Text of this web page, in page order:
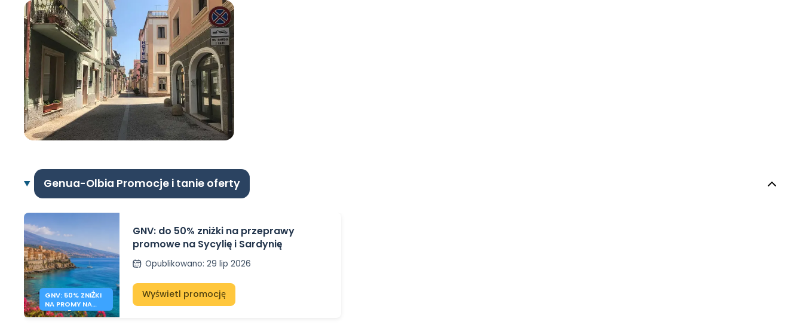
Genua-Olbia Promocje i tanie oferty
GNV: 50% ZNIŻKI
NA PROMY NA
SYCYLIĘ I
GNV: do 50% zniżki na przeprawy
promowe na Sycylię i Sardynię
Opublikowano: 29 lip 2026
Wyświetl promocję